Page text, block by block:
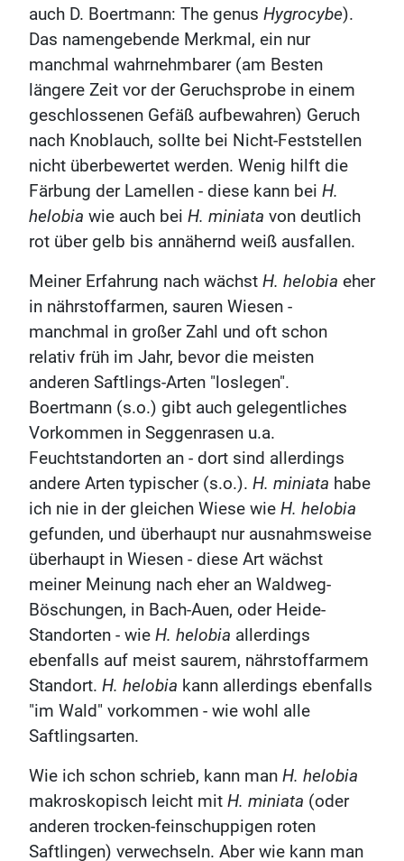
auch D. Boertmann: The genus Hygrocybe).
Das namengebende Merkmal, ein nur
manchmal wahrnehmbarer (am Besten
längere Zeit vor der Geruchsprobe in einem
geschlossenen Gefäß aufbewahren) Geruch
nach Knoblauch, sollte bei Nicht-Feststellen
nicht überbewertet werden. Wenig hilft die
Färbung der Lamellen - diese kann bei H.
helobia wie auch bei H. miniata von deutlich
rot über gelb bis annähernd weiß ausfallen.
Meiner Erfahrung nach wächst H. helobia eher
in nährstoffarmen, sauren Wiesen -
manchmal in großer Zahl und oft schon
relativ früh im Jahr, bevor die meisten
anderen Saftlings-Arten "loslegen".
Boertmann (s.o.) gibt auch gelegentliches
Vorkommen in Seggenrasen u.a.
Feuchtstandorten an - dort sind allerdings
andere Arten typischer (s.o.). H. miniata habe
ich nie in der gleichen Wiese wie H. helobia
gefunden, und überhaupt nur ausnahmsweise
überhaupt in Wiesen - diese Art wächst
meiner Meinung nach eher an Waldweg-
Böschungen, in Bach-Auen, oder Heide-
Standorten - wie H. helobia allerdings
ebenfalls auf meist saurem, nährstoffarmem
Standort. H. helobia kann allerdings ebenfalls
"im Wald" vorkommen - wie wohl alle
Saftlingsarten.
Wie ich schon schrieb, kann man H. helobia
makroskopisch leicht mit H. miniata (oder
anderen trocken-feinschuppigen roten
Saftlingen) verwechseln. Aber wie kann man